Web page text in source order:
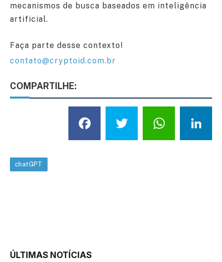
mecanismos de busca baseados em inteligência
artificial.
Faça parte desse contexto!
contato@cryptoid.com.br
COMPARTILHE:
Facebook
Twitter
chatGPT
ÚLTIMAS NOTÍCIAS